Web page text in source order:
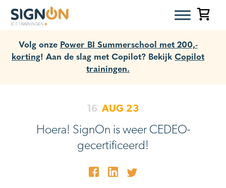
Volg onze Power BI Summerschool met 200,-
korting! Aan de slag met Copilot? Bekijk Copilot
trainingen.
16 AUG 23
Hoera! SignOn is weer CEDEO-
gecertificeerd!